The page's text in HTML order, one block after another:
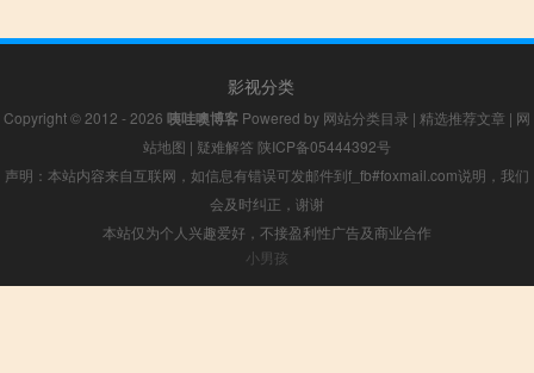
影视分类
Copyright © 2012 - 2026 咦哇噢博客 Powered by 网站分类目录 | 精选推荐文章 | 网
站地图 | 疑难解答 陕ICP备05444392号
声明：本站内容来自互联网，如信息有错误可发邮件到f_fb#foxmail.com说明，我们
会及时纠正，谢谢
本站仅为个人兴趣爱好，不接盈利性广告及商业合作
小男孩